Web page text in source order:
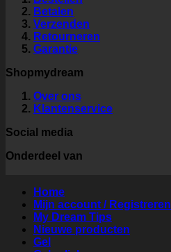
Betalen
Verzenden
Retourneren
Garantie
Shopmydream
Over ons
Klantenservice
Social media
Onderdeel van
Home
Mijn account / Registreren
My Dream Tips
Nieuwe producten
Gel